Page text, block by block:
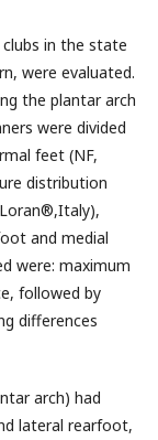
in the state
were evaluated.
the plantar arch
were divided
feet (NF,
distribution
and medial
were: maximum
followed by
differences
arch) had
lateral rearfoot,